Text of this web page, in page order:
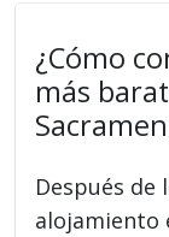
¿Cómo
más
Después de
alojamiento